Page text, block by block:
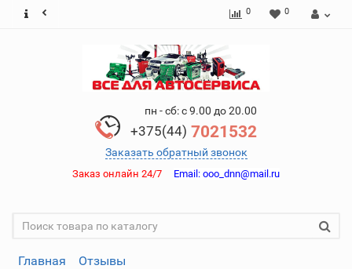
0 0
пн - сб: с 9.00 до 20.00
+375(44) 7021532
Заказать обратный звонок
Заказ онлайн 24/7 Email: ooo_dnn@mail.ru
Главная Отзывы